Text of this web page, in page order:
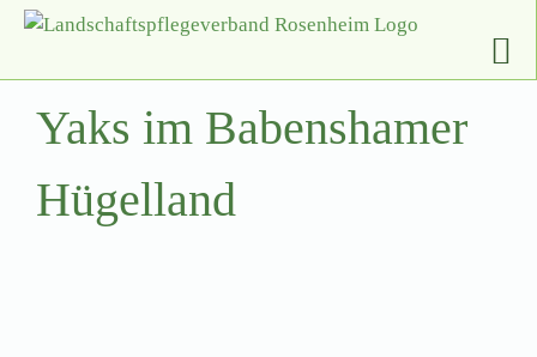
Zum
springen
Yaks im Babenshamer
Hügelland